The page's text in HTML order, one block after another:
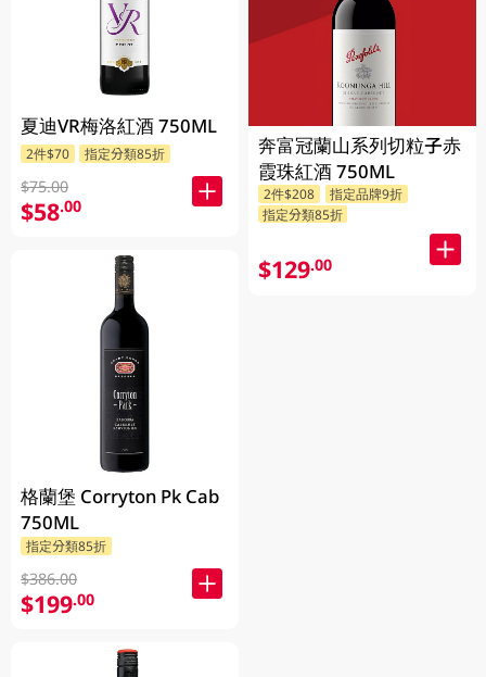
夏迪VR梅洛紅酒 750ML
2件$70 指定分類85折
$75.00
$58.00
格蘭堡 Corryton Pk Cab
750ML
指定分類85折
$386.00
$199.00
奔富冠蘭山系列切粒子赤
霞珠紅酒 750ML
2件$208
指定品牌9折
指定分類85折
$129.00